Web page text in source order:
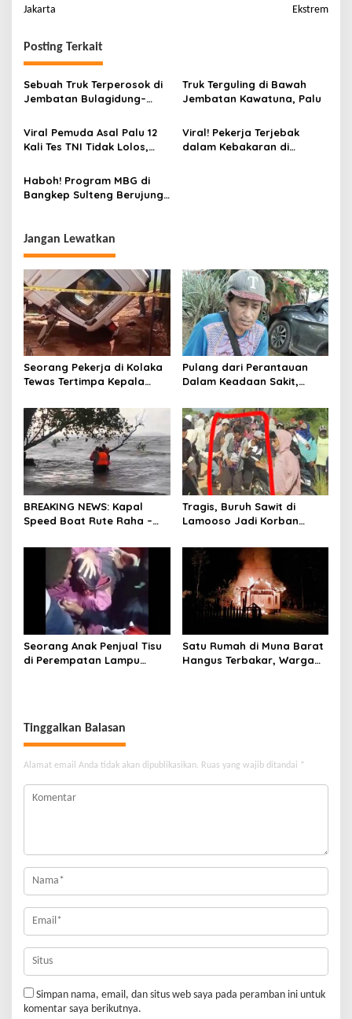
Jakarta
Ekstrem
Posting Terkait
Sebuah Truk Terperosok di
Jembatan Bulagidung–
Truk Terguling di Bawah
Jembatan Kawatuna, Palu
Viral Pemuda Asal Palu 12
Kali Tes TNI Tidak Lolos,
Viral! Pekerja Terjebak
dalam Kebakaran di
Haboh! Program MBG di
Bangkep Sulteng Berujung
Jangan Lewatkan
Seorang Pekerja di Kolaka
Tewas Tertimpa Kepala
Pulang dari Perantauan
Dalam Keadaan Sakit,
Diterlantarkan Istri
BREAKING NEWS: Kapal
Speed Boat Rute Raha –
Dihantam Angin dan Ombak
Tragis, Buruh Sawit di
Lamooso Jadi Korban
Diduga Terkait Tanah
Seorang Anak Penjual Tisu
di Perempatan Lampu
Satu Rumah di Muna Barat
Hangus Terbakar, Warga
Tinggalkan Balasan
Alamat email Anda tidak akan dipublikasikan. Ruas yang wajib ditandai *
Simpan nama, email, dan situs web saya pada peramban ini untuk
komentar saya berikutnya.